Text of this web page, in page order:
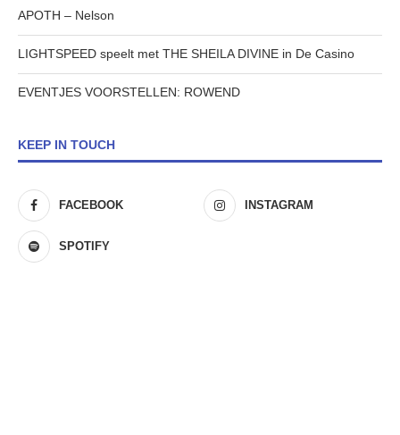
APOTH – Nelson
LIGHTSPEED speelt met THE SHEILA DIVINE in De Casino
EVENTJES VOORSTELLEN: ROWEND
KEEP IN TOUCH
FACEBOOK INSTAGRAM
SPOTIFY